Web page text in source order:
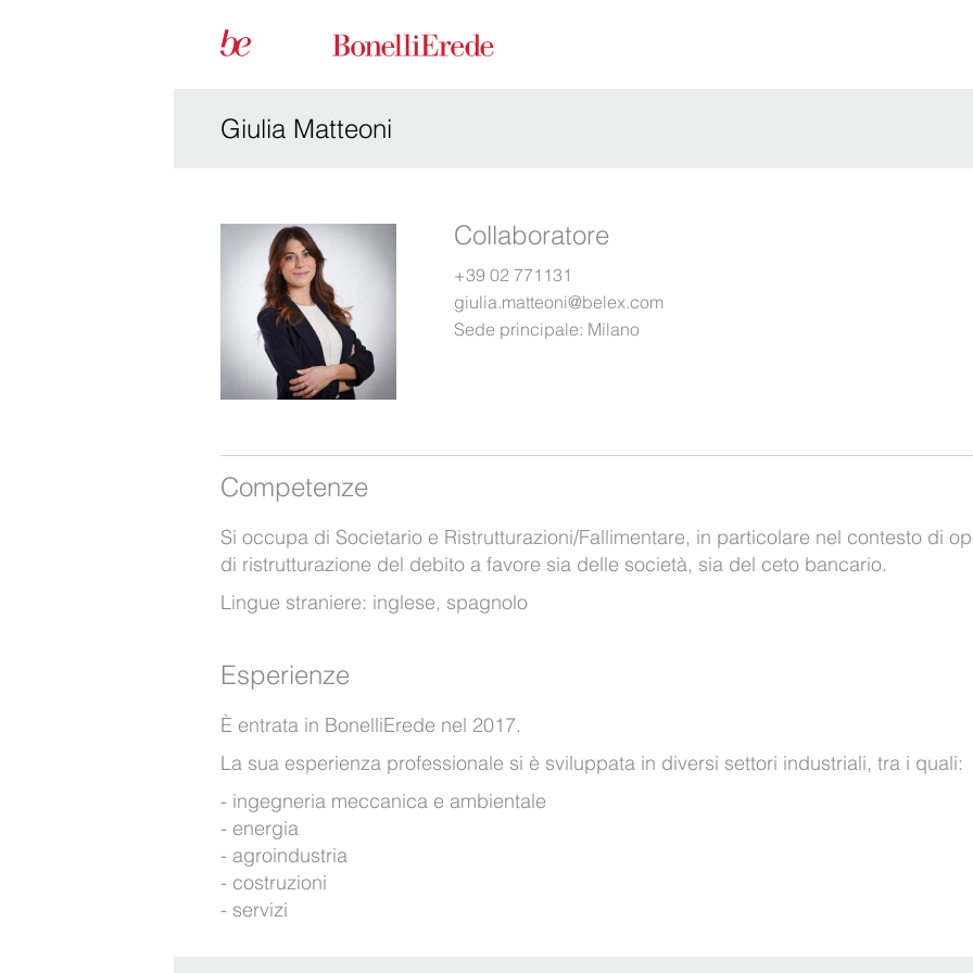
Giulia Matteoni
Collaboratore
+39 02 771131
giulia.matteoni@belex.com
Sede principale: Milano
Competenze
Si occupa di Societario e Ristrutturazioni/Fallimentare, in particolare nel contesto di
di ristrutturazione del debito a favore sia delle società, sia del ceto bancario.
Lingue straniere: inglese, spagnolo
Esperienze
È entrata in BonelliErede nel 2017.
La sua esperienza professionale si è sviluppata in diversi settori industriali, tra i quali:
ingegneria meccanica e ambientale
energia
agroindustria
costruzioni
servizi